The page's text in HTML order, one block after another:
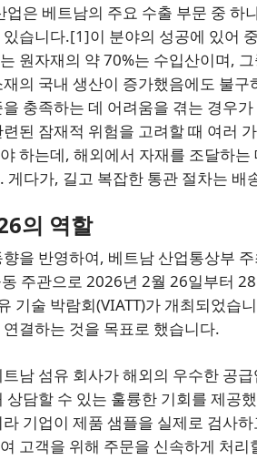
업은 베트남의 주요 수출 부문 중
습니다.[1]이 분야의 성공에 있어
원자재의 약 70%는 수입산이며,
의 국내 생산이 증가했음에도 불
충족하는 데 어려움을 겪는 경우
된 잠재적 위험을 고려할 때 여러
하는데, 해외에서 자재를 조달하
게다가, 길고 복잡한 통관 절차는
의 역할
을 반영하여, 베트남 산업통상부
동 주관으로 2026년 2월 26일부터
기술 박람회(VIATT)가 개최되었습
결하는 것을 목표로 했습니다.
남 섬유 회사가 해외의 우수한 공
상담할 수 있는 훌륭한 기회를 제공
기업이 제품 샘플을 실제로 검사
고객을 위해 주문을 신속하게 처